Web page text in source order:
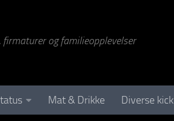
firmaturer og familieopplevelser
Mat & Drikke Diverse kick